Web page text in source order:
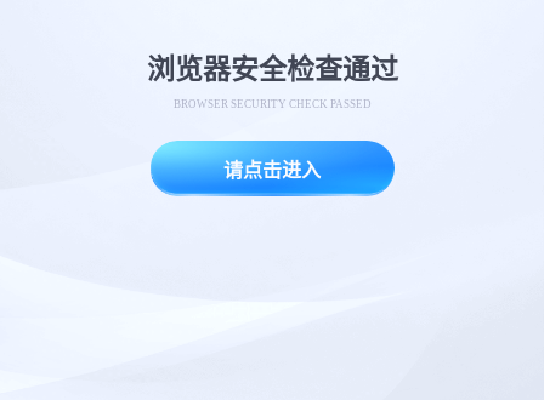
浏览器安全检查通过
BROWSER SECURITY CHECK PASSED
请点击进入